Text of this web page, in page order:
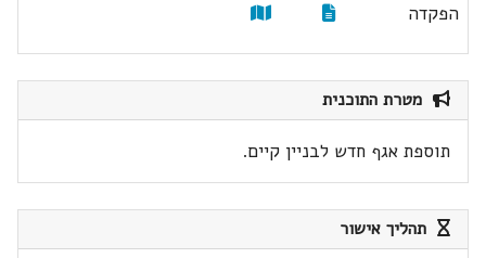
הפקדה
מטרת התוכנית
תוספת אגף חדש לבניין קיים.
תהליך אישור